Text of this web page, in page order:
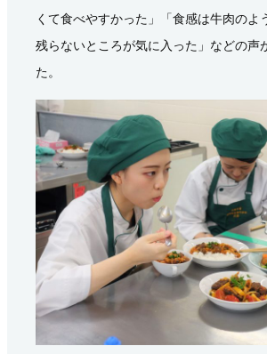
くて食べやすかった」「食感は牛肉のよ
残らないところが気に入った」などの声
た。